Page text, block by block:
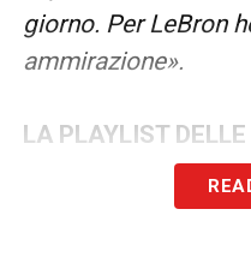
giorno. Per LeBron
ammirazione».
LA PLAYLIST